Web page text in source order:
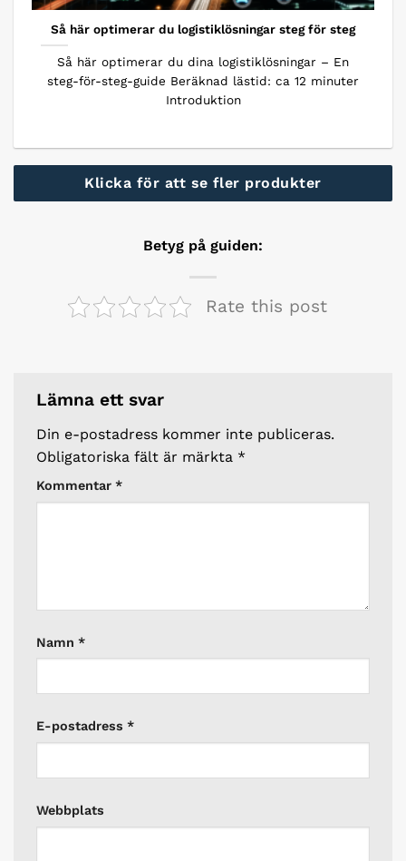
Så här optimerar du logistiklösningar steg för steg
Så här optimerar du dina logistiklösningar – En
steg-för-steg-guide Beräknad lästid: ca 12 minuter
Introduktion
Klicka för att se fler produkter
Betyg på guiden:
Rate this post
Lämna ett svar
Din e-postadress kommer inte publiceras.
Obligatoriska fält är märkta *
Kommentar *
Namn *
E-postadress *
Webbplats